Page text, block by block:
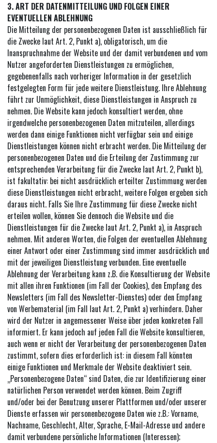
3. ART DER DATENMITTEILUNG UND FOLGEN EINER
EVENTUELLEN ABLEHNUNG
Die Mitteilung der personenbezogenen Daten ist ausschließlich für
die Zwecke laut Art. 2, Punkt a), obligatorisch, um die
Inanspruchnahme der Website und der damit verbundenen und vom
Nutzer angeforderten Dienstleistungen zu ermöglichen,
gegebenenfalls nach vorheriger Information in der gesetzlich
festgelegten Form für jede weitere Dienstleistung. Ihre Ablehnung
führt zur Unmöglichkeit, diese Dienstleistungen in Anspruch zu
nehmen. Die Website kann jedoch konsultiert werden, ohne
irgendwelche personenbezogenen Daten mitzuteilen, allerdings
werden dann einige Funktionen nicht verfügbar sein und einige
Dienstleistungen können nicht erbracht werden. Die Mitteilung der
personenbezogenen Daten und die Erteilung der Zustimmung zur
entsprechenden Verarbeitung für die Zwecke laut Art. 2, Punkt b),
ist fakultativ: bei nicht ausdrücklich erteilter Zustimmung werden
diese Dienstleistungen nicht erbracht, weitere Folgen ergeben sich
daraus nicht. Falls Sie Ihre Zustimmung für diese Zwecke nicht
erteilen wollen, können Sie dennoch die Website und die
Dienstleistungen für die Zwecke laut Art. 2, Punkt a), in Anspruch
nehmen. Mit anderen Worten, die Folgen der eventuellen Ablehnung
einer Antwort oder einer Zustimmung sind immer ausdrücklich und
mit der jeweiligen Dienstleistung verbunden. Eine eventuelle
Ablehnung der Verarbeitung kann z.B. die Konsultierung der Website
mit allen ihren Funktionen (im Fall der Cookies), den Empfang des
Newsletters (im Fall des Newsletter-Dienstes) oder den Empfang
von Werbematerial (im Fall laut Art. 2, Punkt a) verhindern. Daher
wird der Nutzer in angemessener Weise über jeden konkreten Fall
informiert. Er kann jedoch auf jeden Fall die Website konsultieren,
auch wenn er nicht der Verarbeitung der personenbezogenen Daten
zustimmt, sofern dies erforderlich ist: in diesem Fall könnten
einige Funktionen und Merkmale der Website deaktiviert sein.
„Personenbezogene Daten“ sind Daten, die zur Identifizierung einer
natürlichen Person verwendet werden können. Beim Zugriff
und/oder bei der Benutzung unserer Plattformen und/oder unserer
Dienste erfassen wir personenbezogene Daten wie z.B.: Vorname,
Nachname, Geschlecht, Alter, Sprache, E-Mail-Adresse und andere
damit verbundene persönliche Informationen (Interessen);